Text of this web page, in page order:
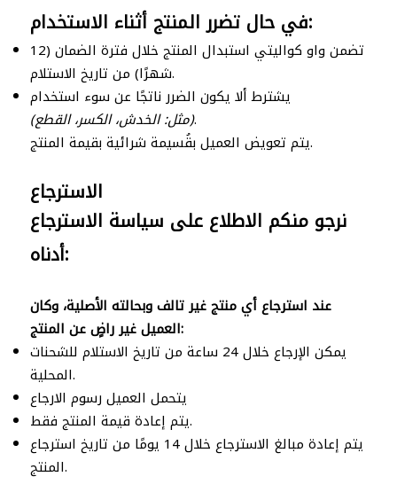
في حال تضرر المنتج أثناء الاستخدام:
تضمن واو كواليتي استبدال المنتج خلال فترة الضمان (12
شهرًا) من تاريخ الاستلام.
يشترط ألا يكون الضرر ناتجًا عن سوء استخدام
(مثل: الخدش، الكسر، القطع).
يتم تعويض العميل بقُسيمة شرائية بقيمة المنتج.
الاسترجاع
نرجو منكم الاطلاع على سياسة الاسترجاع
أدناه:
عند استرجاع أي منتج غير تالف وبحالته الأصلية، وكان
العميل غير راضٍ عن المنتج:
يمكن الإرجاع خلال 24 ساعة من تاريخ الاستلام للشحنات
المحلية.
يتحمل العميل رسوم الارجاع
يتم إعادة قيمة المنتج فقط.
يتم إعادة مبالغ الاسترجاع خلال 14 يومًا من تاريخ استرجاع
المنتج.